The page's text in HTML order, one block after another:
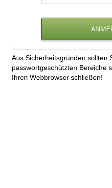
Aus Sicherheitsgründen sollten
passwortgeschützten Bereiche
Ihren Webbrowser schließen!